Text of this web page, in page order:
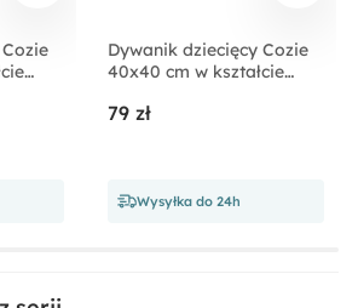
Dywanik dziecięcy Cozie
40x40 cm w kształcie
79 zł
Wysyłka do 24h